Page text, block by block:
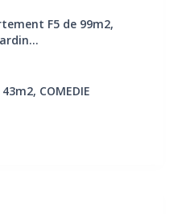
F5 de 99m2,
COMEDIE